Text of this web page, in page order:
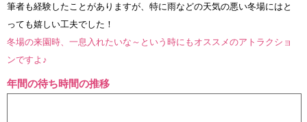
筆者も経験したことがありますが、特に雨などの天気の悪い冬場にはと
っても嬉しい工夫でした！
冬場の来園時、一息入れたいな～という時にもオススメのアトラクショ
ンですよ♪
年間の待ち時間の推移